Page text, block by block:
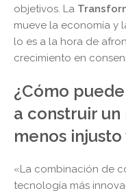
objetivos. La
mueve la economía y
lo es a la hora de
crecimiento en
¿Cómo
a construir
menos
«La combinación de
tecnología más